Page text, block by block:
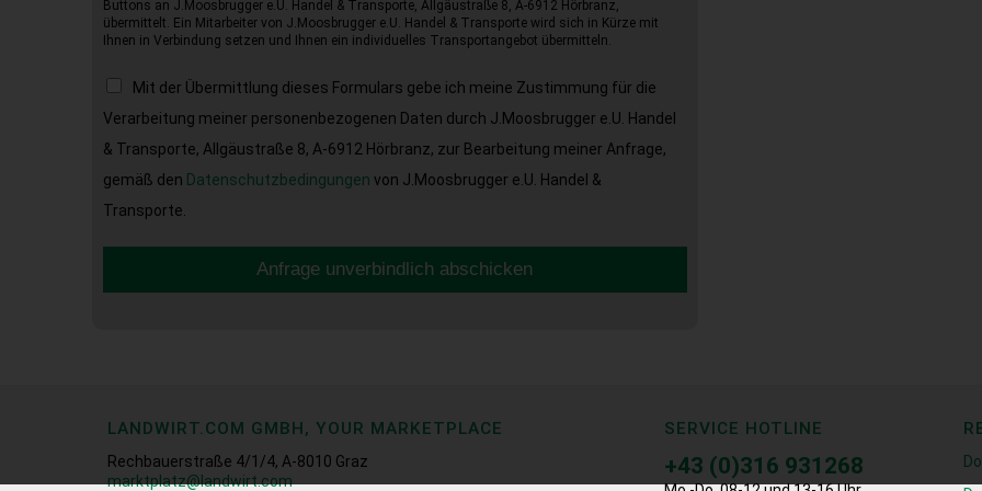
Buttons an J.Moosbrugger e.U. Handel & Transporte, Allgäustraße 8, A-6912 Hörbranz,
übermittelt. Ein Mitarbeiter von J.Moosbrugger e.U. Handel & Transporte wird sich in Kürze mit
Ihnen in Verbindung setzen und Ihnen ein individuelles Transportangebot übermitteln.
Mit der Übermittlung dieses Formulars gebe ich meine Zustimmung für die
Verarbeitung meiner personenbezogenen Daten durch J.Moosbrugger e.U. Handel
& Transporte, Allgäustraße 8, A-6912 Hörbranz, zur Bearbeitung meiner Anfrage,
gemäß den Datenschutzbedingungen von J.Moosbrugger e.U. Handel &
Transporte.
Anfrage unverbindlich abschicken
LANDWIRT.COM GMBH, YOUR MARKETPLACE
Rechbauerstraße 4/1/4, A-8010 Graz
marktplatz@landwirt.com
SERVICE HOTLINE
+43 (0)316 931268